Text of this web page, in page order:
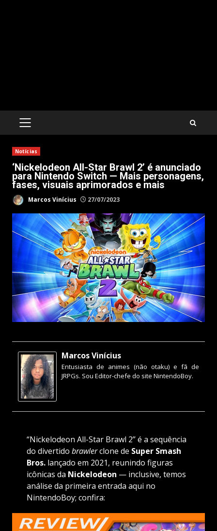
PRIMARY
Notícias
‘Nickelodeon All-Star Brawl 2’ é anunciado
para Nintendo Switch — Mais personagens,
fases, visuais aprimorados e mais
Marcos Vinícius 27/07/2023
Marcos Vinícius
Entusiasta de animes (não otaku) e fã de
JRPGs. Sou Editor-chefe do site NintendoBoy.
“Nickelodeon All-Star Brawl 2” é a sequência
do divertido brawlerclone de Super Smash
Bros.lançado em 2021, reunindo figuras
icônicas da Nickelodeon — inclusive, temos
análise da primeira entrada aqui no
NintendoBoy; confira: